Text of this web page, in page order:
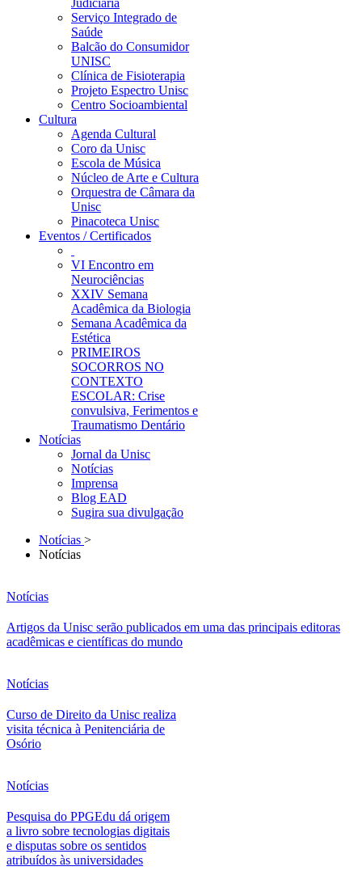
Judiciária
Serviço Integrado de
Saúde
Balcão do Consumidor
UNISC
Clínica de Fisioterapia
Projeto Espectro Unisc
Centro Socioambiental
Cultura
Agenda Cultural
Coro da Unisc
Escola de Música
Núcleo de Arte e Cultura
Orquestra de Câmara da
Unisc
Pinacoteca Unisc
Eventos / Certificados
VI Encontro em
Neurociências
XXIV Semana
Acadêmica da Biologia
Semana Acadêmica da
Estética
PRIMEIROS
SOCORROS NO
CONTEXTO
ESCOLAR: Crise
convulsiva, Ferimentos e
Traumatismo Dentário
Notícias
Jornal da Unisc
Notícias
Imprensa
Blog EAD
Sugira sua divulgação
Notícias >
Notícias
Notícias
Artigos da Unisc serão publicados em uma das principais editoras
acadêmicas e científicas do mundo
Notícias
Curso de Direito da Unisc realiza
visita técnica à Penitenciária de
Osório
Notícias
Pesquisa do PPGEdu dá origem
a livro sobre tecnologias digitais
e disputas sobre os sentidos
atribuídos às universidades